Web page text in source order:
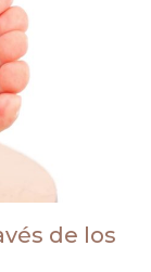
de los